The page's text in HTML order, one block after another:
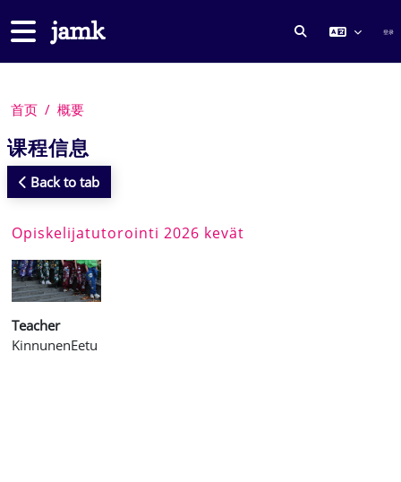
停靠面板
切换搜索输入 登录
首页 概要
课程信息
Back to tab
Opiskelijatutorointi 2026 kevät
Teacher
KinnunenEetu